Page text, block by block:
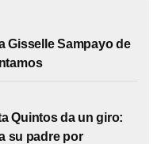
Gisselle Sampayo de
Quintos da un giro:
su padre por